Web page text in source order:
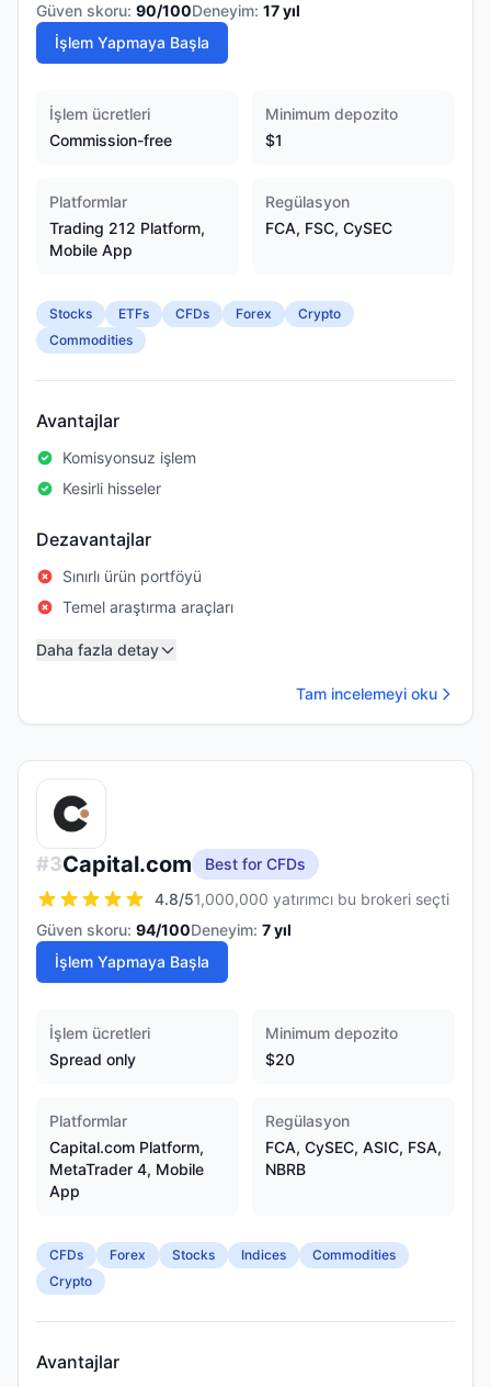
Güven skoru: 90/100Deneyim: 17yıl
İşlem Yapmaya Başla
İşlem ücretleri
Commission-free
Minimum depozito
$1
Platformlar
Trading 212 Platform,
Mobile App
Regülasyon
FCA, FSC, CySEC
Stocks ETFs CFDs Forex
Crypto
Commodities
Avantajlar
Komisyonsuz işlem
Kesirli hisseler
Dezavantajlar
Sınırlı ürün portföyü
Temel araştırma araçları
Daha fazla detay
Tam incelemeyi oku
#3Capital.com
Best for CFDs
4.8/51,000,000 yatırımcı bu brokeri seçti
Güven skoru: 94/100Deneyim: 7yıl
İşlem Yapmaya Başla
İşlem ücretleri
Spread only
Minimum depozito
$20
Platformlar
Capital.com Platform,
MetaTrader 4, Mobile
App
Regülasyon
FCA, CySEC, ASIC, FSA,
NBRB
CFDs Forex Stocks Indices
Commodities
Crypto
Avantajlar